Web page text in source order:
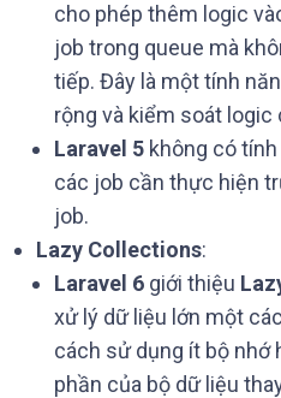
cho phép thêm logic
job trong queue mà
tiếp. Đây là một tính
rộng và kiểm soát logic
Laravel 5 không có
các job cần thực hiện
job.
Lazy Collections:
Laravel 6 giới thiệu
xử lý dữ liệu lớn một
cách sử dụng ít bộ nhớ
phần của bộ dữ liệu